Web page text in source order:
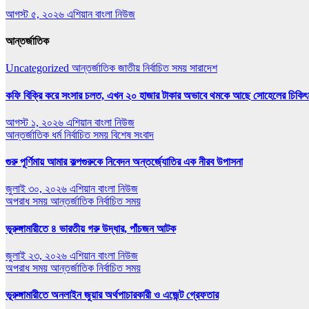
আগস্ট ৫, ২০২৬ এশিয়ান বাংলা নিউজ
আন্তর্জাতিক
Uncategorized আন্তর্জাতিক জাতীয় নির্বাচিত সময় সারাদেশ
কফি বিক্রি করে সংসার চলত, এখন ২০ হাজার টাকার অভাবে থমকে আছে সোহেলের
আগস্ট ১, ২০২৬ এশিয়ান বাংলা নিউজ
আন্তর্জাতিক ধর্মনির্বাচিত সময় বিশেষ সংবাদ
গুরু পূর্ণিমায় আমার কল্পগুরুকে নিবেদন অন্তর্জ্যোতির এক নীরব উপাসনা
জুলাই ৩০, ২০২৬ এশিয়ান বাংলা নিউজ
অপরাধ সময় আন্তর্জাতিক নির্বাচিত সময়
ভূরুঙ্গামারীতে ৪ ভারতীয় গরু উদ্ধার, পাঁচজন আটক
জুলাই ২৩, ২০২৬ এশিয়ান বাংলা নিউজ
অপরাধ সময় আন্তর্জাতিক নির্বাচিত সময়
ভূরুঙ্গামারীতে অনলাইন জুয়ার অর্থপাচারকারী ও এজেন্ট গ্রেফতার